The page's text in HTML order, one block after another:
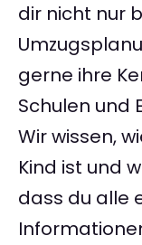
dir nicht nur
gerne ihre
Schulen und
Wir wissen,
Kind ist und
dass du alle